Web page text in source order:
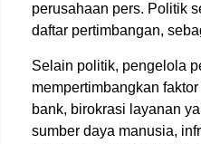
perusahaan pers. Politik
daftar pertimbangan,
Selain politik, pengelola
mempertimbangkan
bank, birokrasi layanan
sumber daya manusia,